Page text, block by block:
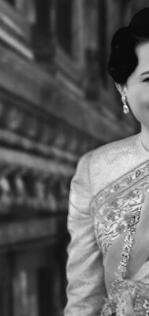
รจำหน่ายเนื้อสัตว์ พ.ศ
ฮอล์ พ.ศ.2551
ในการป้องกันและปราบ